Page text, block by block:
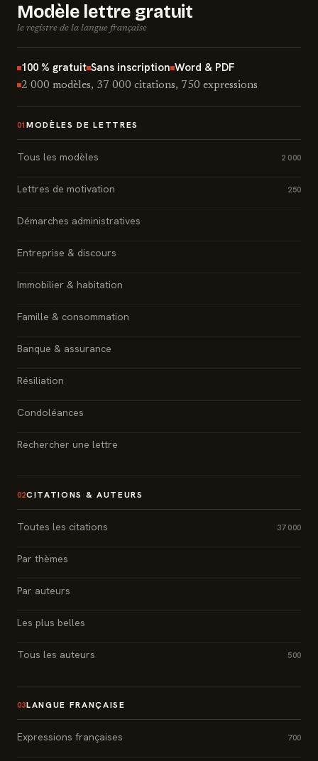
Modèle lettre gratuit
le registre de la langue française
100 % gratuit Sans inscription Word & PDF
2 000 modèles, 37 000 citations, 750 expressions
01 MODÈLES DE LETTRES
Tous les modèles 2 000
Lettres de motivation 250
Démarches administratives
Entreprise & discours
Immobilier & habitation
Famille & consommation
Banque & assurance
Résiliation
Condoléances
Rechercher une lettre
02CITATIONS & AUTEURS
Toutes les citations 37 000
Par thèmes
Par auteurs
Les plus belles
Tous les auteurs 500
03LANGUE FRANÇAISE
Expressions françaises 700